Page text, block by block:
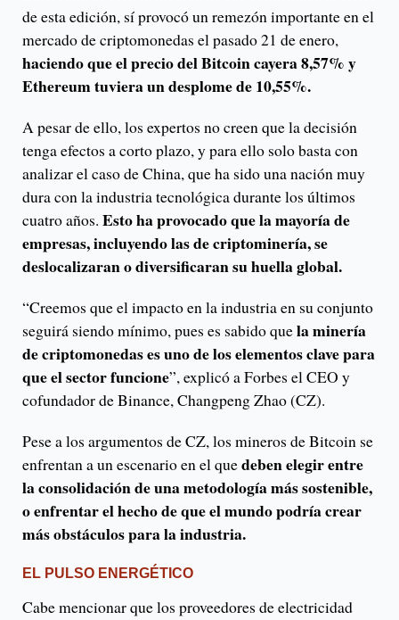
de esta edición, sí provocó un remezón importante en el
mercado de criptomonedas el pasado 21 de enero,
haciendo que el precio del Bitcoin cayera 8,57% y
Ethereum tuviera un desplome de 10,55%.
A pesar de ello, los expertos no creen que la decisión
tenga efectos a corto plazo, y para ello solo basta con
analizar el caso de China, que ha sido una nación muy
dura con la industria tecnológica durante los últimos
cuatro años. Esto ha provocado que la mayoría de
empresas, incluyendo las de criptominería, se
deslocalizaran o diversificaran su huella global.
“Creemos que el impacto en la industria en su conjunto
seguirá siendo mínimo, pues es sabido quela minería
de criptomonedas es uno de los elementos clave para
que el sector funcione”, explicó a Forbes el CEO y
cofundador de Binance, Changpeng Zhao (CZ).
Pese a los argumentos de CZ, los mineros de Bitcoin se
enfrentan a un escenario en el quedeben elegir entre
la consolidación de una metodología más sostenible,
o enfrentar el hecho de que el mundo podría crear
más obstáculos para la industria.
EL PULSO ENERGÉTICO
Cabe mencionar que los proveedores de electricidad